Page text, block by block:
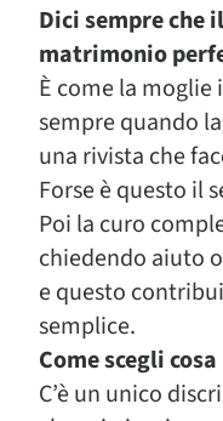
Dici sempre che
matrimonio
È come la moglie
sempre quando
una rivista che
Forse è questo il
Poi la curo
chiedendo aiuto
e questo
semplice.
Come scegli
C’è un unico